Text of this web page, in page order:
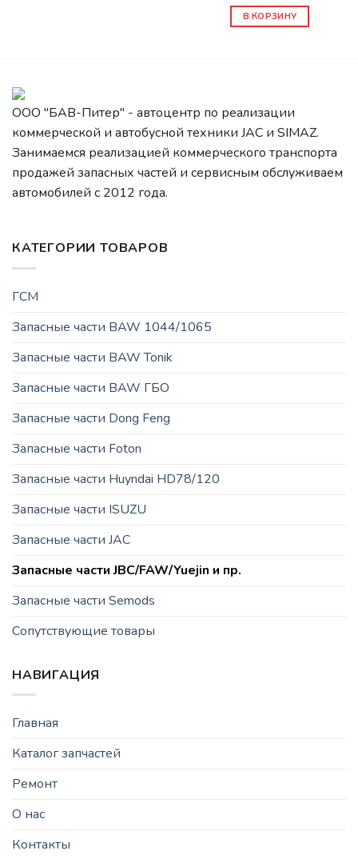
В КОРЗИНУ
ООО "БАВ-Питер" - автоцентр по реализации
коммерческой и автобусной техники JAC и SIMAZ.
Занимаемся реализацией коммерческого транспорта
продажей запасных частей и сервисным обслуживаем
автомобилей c 2012 года.
КАТЕГОРИИ ТОВАРОВ
ГСМ
Запасные части BAW 1044/1065
Запасные части BAW Tonik
Запасные части BAW ГБО
Запасные части Dong Feng
Запасные части Foton
Запасные части Huyndai HD78/120
Запасные части ISUZU
Запасные части JAC
Запасные части JBC/FAW/Yuejin и пр.
Запасные части Semods
Сопутствующие товары
НАВИГАЦИЯ
Главная
Каталог запчастей
Ремонт
О нас
Контакты